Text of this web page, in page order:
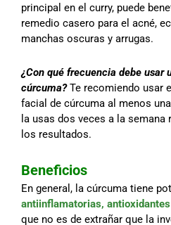
principal en el curry, puede
remedio casero para el acné,
manchas oscuras y arrugas.
¿Con qué frecuencia debe usar
cúrcuma?Te recomiendo usar
facial de cúrcuma al menos
la usas dos veces a la semana
los resultados.
Beneficios
En general, la cúrcuma tiene
antiinflamatorias,
que no es de extrañar que la